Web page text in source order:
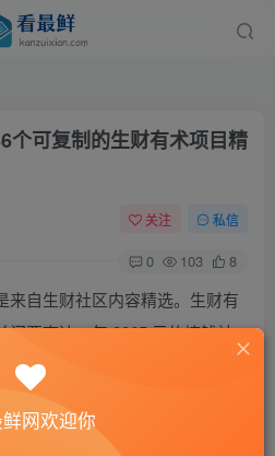
个可复制的生财有术项目精
关注 私信
0 103 8
来自生财社区内容精选。生财有
门票高达一年 3865 元的搞钱社
会员，已经运营了超过5年，它的
网欢迎你